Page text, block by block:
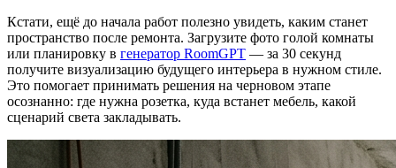
Кстати, ещё до начала работ полезно увидеть, каким станет
пространство после ремонта. Загрузите фото голой комнаты
или планировку в генератор RoomGPT — за 30 секунд
получите визуализацию будущего интерьера в нужном стиле.
Это помогает принимать решения на черновом этапе
осознанно: где нужна розетка, куда встанет мебель, какой
сценарий света закладывать.